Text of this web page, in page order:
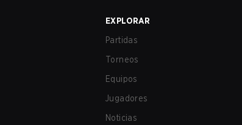
EXPLORAR
Partidas
Torneos
Equipos
Jugadores
Noticias